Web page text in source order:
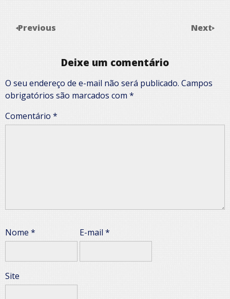
Previous Next
Deixe um comentário
O seu endereço de e-mail não será publicado. Campos
obrigatórios são marcados com *
Comentário *
Nome * E-mail*
Site